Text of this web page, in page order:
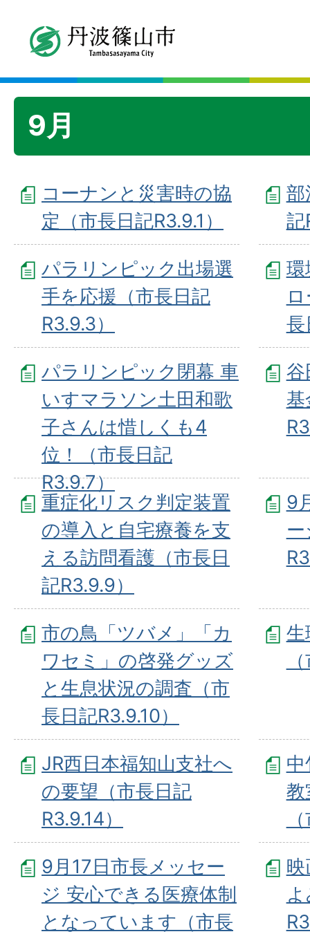
9月
コーナンと災害時の協
定（市長日記R3.9.1）
部
記
パラリンピック出場選
手を応援（市長日記
R3.9.3）
環
長
パラリンピック閉幕 車
いすマラソン土田和歌
子さんは惜しくも4
位！（市長日記
R3.9.7）
谷
重症化リスク判定装置
の導入と自宅療養を支
える訪問看護（市長日
記R3.9.9）
9
市の鳥「ツバメ」「カ
ワセミ」の啓発グッズ
と生息状況の調査（市
長日記R3.9.10）
生
JR西日本福知山支社へ
の要望（市長日記
R3.9.14）
教
9月17日市長メッセー
ジ 安心できる医療体制
となっています（市長